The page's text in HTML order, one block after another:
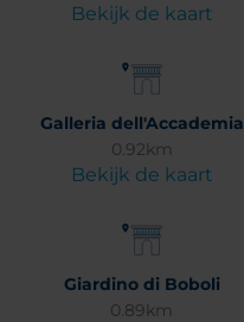
Bekijk de kaart
Galleria dell'Accademia
0.92km
Bekijk de kaart
Giardino di Boboli
0.89km